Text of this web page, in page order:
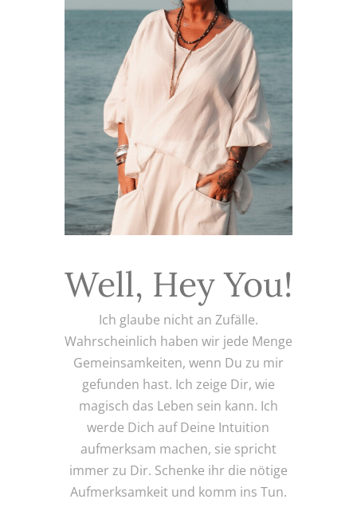
Well, Hey You!
Ich glaube nicht an Zufälle.
Wahrscheinlich haben wir jede Menge
Gemeinsamkeiten, wenn Du zu mir
gefunden hast. Ich zeige Dir, wie
magisch das Leben sein kann. Ich
werde Dich auf Deine Intuition
aufmerksam machen, sie spricht
immer zu Dir. Schenke ihr die nötige
Aufmerksamkeit und komm ins Tun.